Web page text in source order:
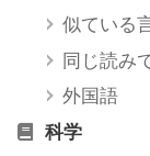
似ている
同じ読み
外国語
科学